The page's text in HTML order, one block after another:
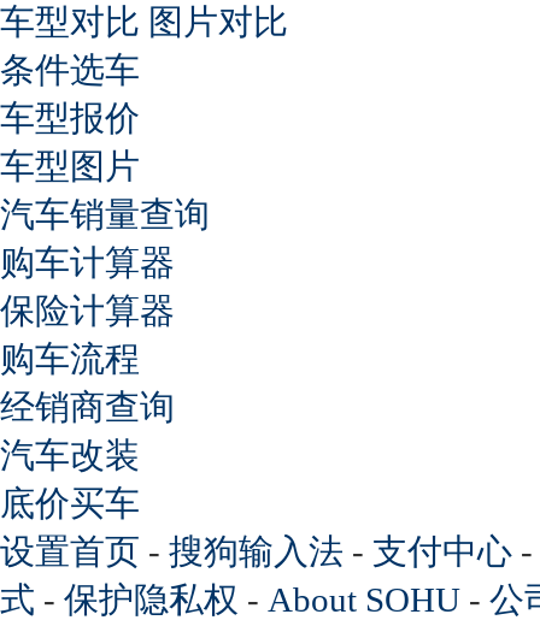
车型对比 图片对比
条件选车
车型报价
车型图片
汽车销量查询
购车计算器
保险计算器
购车流程
经销商查询
汽车改装
底价买车
设置首页 - 搜狗输入法 - 支付中心 -
式 - 保护隐私权 - About SOHU - 公